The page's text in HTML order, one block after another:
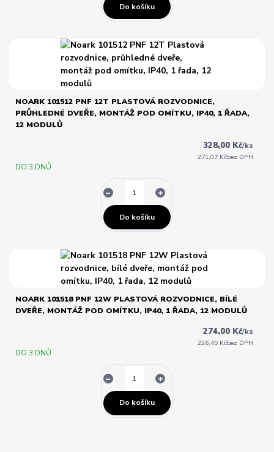
Do košíku
NOARK 101512 PNF 12T PLASTOVÁ ROZVODNICE,
PRŮHLEDNÉ DVEŘE, MONTÁŽ POD OMÍTKU, IP40, 1 ŘADA,
12 MODULŮ
328,00 Kč/ks
271,07 Kčbez DPH
DO 3 DNŮ
Do košíku
NOARK 101518 PNF 12W PLASTOVÁ ROZVODNICE, BÍLÉ
DVEŘE, MONTÁŽ POD OMÍTKU, IP40, 1 ŘADA, 12 MODULŮ
274,00 Kč/ks
226,45 Kčbez DPH
DO 3 DNŮ
Do košíku